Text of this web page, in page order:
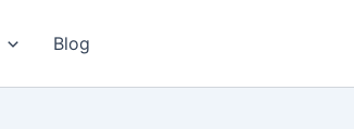
Blog